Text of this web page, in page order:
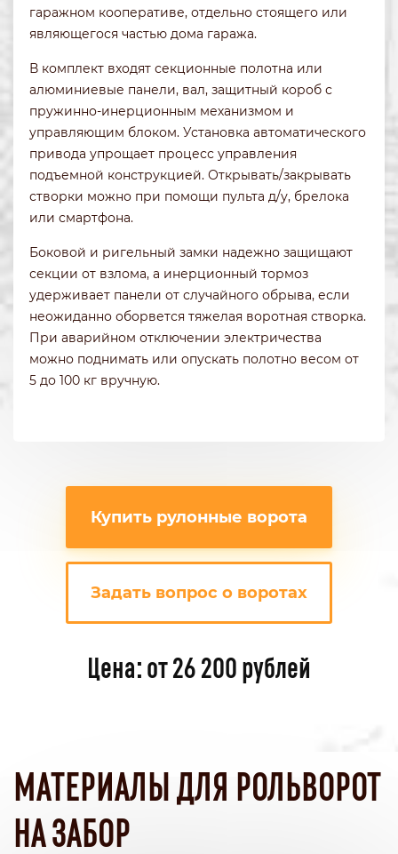
гаражном кооперативе, отдельно стоящего или
являющегося частью дома гаража.
В комплект входят секционные полотна или
алюминиевые панели, вал, защитный короб с
пружинно-инерционным механизмом и
управляющим блоком. Установка автоматического
привода упрощает процесс управления
подъемной конструкцией. Открывать/закрывать
створки можно при помощи пульта д/у, брелока
или смартфона.
Боковой и ригельный замки надежно защищают
секции от взлома, а инерционный тормоз
удерживает панели от случайного обрыва, если
неожиданно оборвется тяжелая воротная створка.
При аварийном отключении электричества
можно поднимать или опускать полотно весом от
5 до 100 кг вручную.
Купить рулонные ворота
Задать вопрос о воротах
Цена: от 26 200 рублей
МАТЕРИАЛЫ ДЛЯ РОЛЬВОРОТ
НА ЗАБОР